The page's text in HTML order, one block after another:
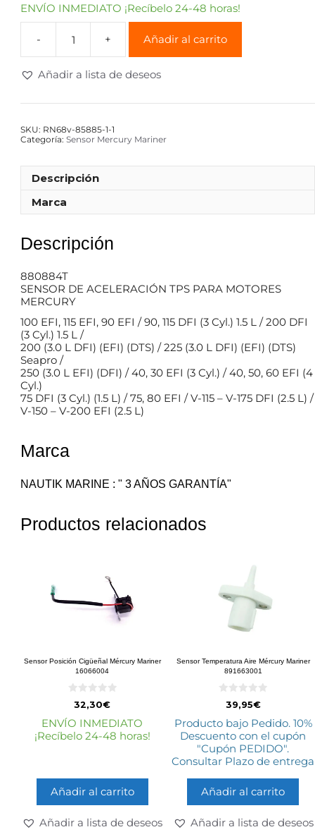
ENVÍO INMEDIATO ¡Recíbelo 24-48 horas!
Añadir al carrito
Añadir a lista de deseos
SKU: RN68v-85885-1-1
Categoría: Sensor Mercury Mariner
Descripción
Marca
Descripción
880884T
SENSOR DE ACELERACIÓN TPS PARA MOTORES
MERCURY
100 EFI, 115 EFI, 90 EFI / 90, 115 DFI (3 Cyl.) 1.5 L / 200 DFI
(3 Cyl.) 1.5 L /
200 (3.0 L DFI) (EFI) (DTS) / 225 (3.0 L DFI) (EFI) (DTS)
Seapro /
250 (3.0 L EFI) (DFI) / 40, 30 EFI (3 Cyl.) / 40, 50, 60 EFI (4
Cyl.)
75 DFI (3 Cyl.) (1.5 L) / 75, 80 EFI / V-115 – V-175 DFI (2.5 L) /
V-150 – V-200 EFI (2.5 L)
Marca
NAUTIK MARINE : " 3 AÑOS GARANTÍA"
Productos relacionados
Sensor Posición Cigüeñal Mércury Mariner
16066004
e
5
32,30€
ENVÍO INMEDIATO
¡Recíbelo 24-48 horas!
Añadir al carrito
Añadir a lista de deseos
Sensor Temperatura Aire Mércury Mariner
891663001
5
39,95€
Producto bajo Pedido. 10%
Descuento con el cupón
"Cupón PEDIDO".
Consultar Plazo de entrega
Añadir al carrito
Añadir a lista de deseos